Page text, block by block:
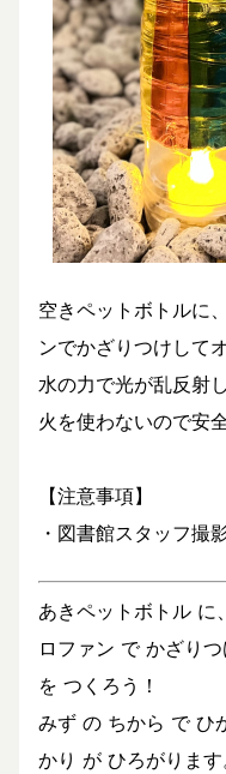
空きペットボトルに
ンでかざりつけして
水の力で光が乱反射
火を使わないので安
【注意事項】
・図書館スタッフ撮
あきペットボトル に
ロファン で かざり
を つくろう！
みず の ちから で ひ
かり が ひろがります